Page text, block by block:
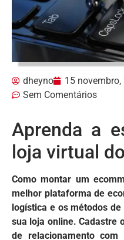
dheyno 15 novembro,
Sem Comentários
Aprenda a
loja virtual
Como montar um
melhor plataforma de
logística e os métodos
sua loja online. Cadastre
de relacionamento